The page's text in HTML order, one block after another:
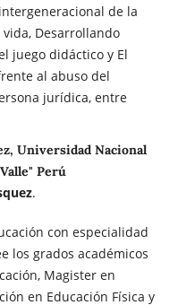
de la
Desarrollando
juego didáctico y El
al abuso del
jurídica, entre
Universidad Nacional
Perú
.
con especialidad
los grados académicos
Magister en
en Educación Física y